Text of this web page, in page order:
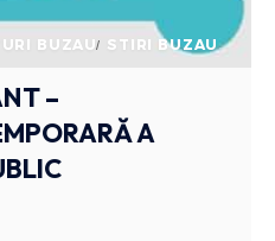
BUZAU STIRI BUZAU
–
A